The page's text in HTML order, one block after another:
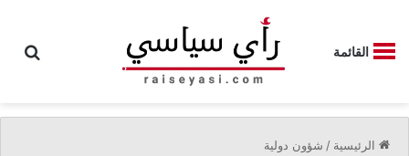
القائمة
الرئيسية / شؤون دولية